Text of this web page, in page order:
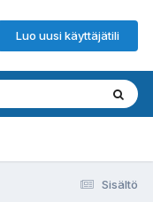
Luo uusi käyttäjätili
Sisältö